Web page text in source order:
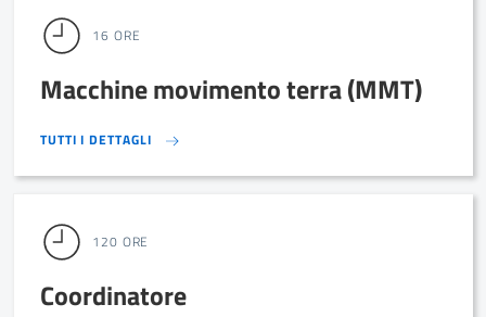
16 ORE
Macchine movimento terra (MMT)
TUTTI I DETTAGLI TUTTI I DETTAGLI
120 ORE
Coordinatore